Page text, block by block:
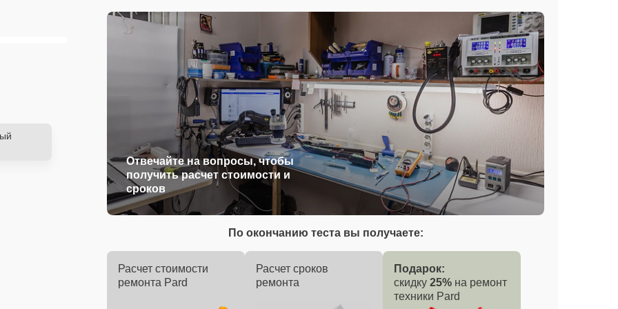
Отвечайте на вопросы, чтобы
получить расчет стоимости и
сроков
По окончанию теста вы получаете:
Расчет стоимости
ремонта Pard
Расчет сроков
ремонта
Подарок:
скидку 25% на ремонт
техники Pard